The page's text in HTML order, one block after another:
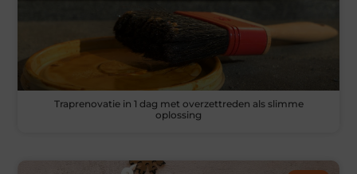
Traprenovatie in 1 dag met overzettreden als slimme
oplossing